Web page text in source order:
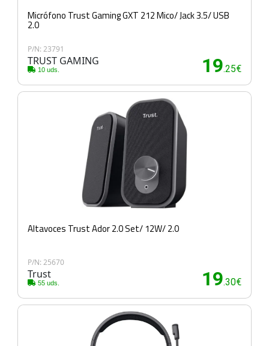
Micrófono Trust Gaming GXT 212 Mico/ Jack 3.5/ USB
2.0
P/N: 23791
TRUST GAMING
10 uds. 19.25€
Altavoces Trust Ador 2.0 Set/ 12W/ 2.0
P/N: 25670
Trust
55 uds. 19.30€